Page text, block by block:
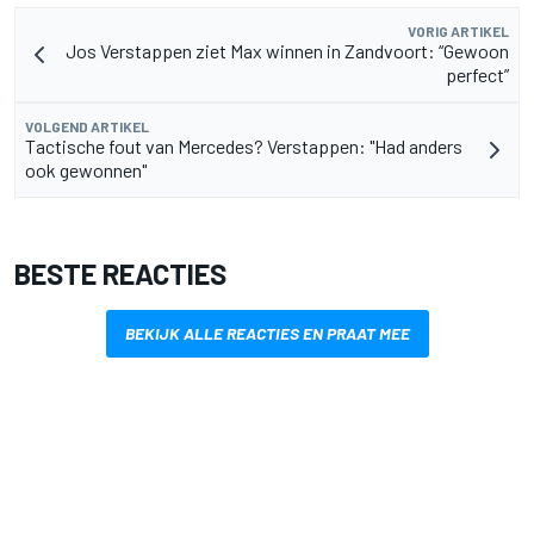
VORIG ARTIKEL
Jos Verstappen ziet Max winnen in Zandvoort: “Gewoon
perfect”
VOLGEND ARTIKEL
Tactische fout van Mercedes? Verstappen: "Had anders
ook gewonnen"
BESTE REACTIES
BEKIJK ALLE REACTIES EN PRAAT MEE